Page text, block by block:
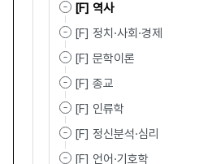
[F] 역사
[F] 정치·사회·경제
[F] 문학이론
[F] 종교
[F] 인류학
[F] 정신분석·심리
[F] 언어·기호학